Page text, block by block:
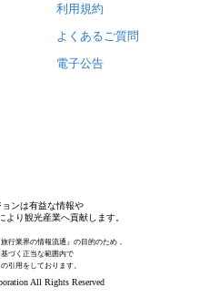
利用規約
よくあるご質問
電子公告
ョンは有益な情報や
より観光産業へ貢献します。
行業界の情報流通』の目的のため，
づく正当な範囲内で
引用をしております。
All Rights Reserved